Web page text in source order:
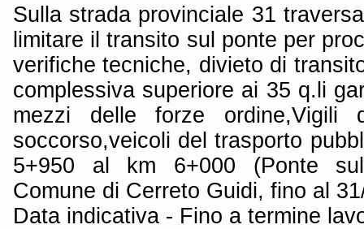
Sulla strada provinciale 31
limitare il transito sul ponte per
verifiche tecniche, divieto di
complessiva superiore ai 35 q.li
mezzi delle forze ordine,Vigili
soccorso,veicoli del trasporto
5+950 al km 6+000 (Ponte
Comune di Cerreto Guidi, fino al
Data indicativa - Fino a termine